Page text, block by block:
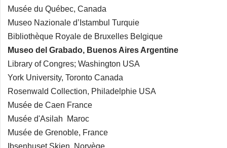
Musée du Québec, Canada
Museo Nazionale d’Istambul Turquie
Bibliothèque Royale de Bruxelles Belgique
Museo del Grabado, Buenos Aires Argentine
Library of Congres; Washington USA
York University, Toronto Canada
Rosenwald Collection, Philadelphie USA
Musée de Caen France
Musée d'Asilah Maroc
Musée de Grenoble, France
Ibsenhuset Skien, Norvège